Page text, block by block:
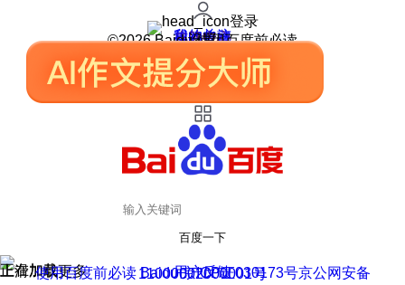
登录
我的关注
我的收藏
皮肤中心
用户反馈
设置
©2026 Baidu 使用百度前必读
百度一下
正在加载
上滑加载更多 用户反馈
使用百度前必读 Baidu 京ICP证030173号
京公网安备11000002000001号